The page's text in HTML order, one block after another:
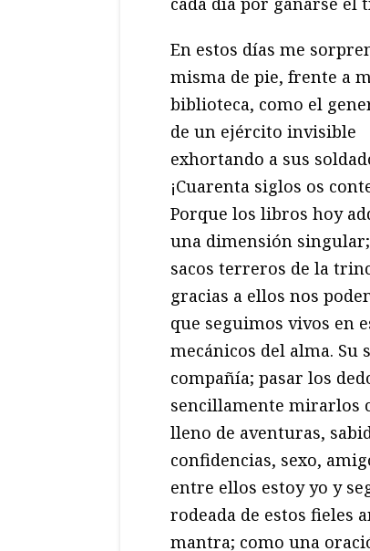
En estos días me
misma de pie, frente a
biblioteca, como el
de un ejército invisible
exhortando a sus
¡Cuarenta siglos os
Porque los libros hoy
una dimensión
sacos terreros de la
gracias a ellos nos
que seguimos vivos en
mecánicos del alma. Su
compañía; pasar los
sencillamente mirarlos
lleno de aventuras,
confidencias, sexo,
entre ellos estoy yo y
rodeada de estos fieles
mantra; como una